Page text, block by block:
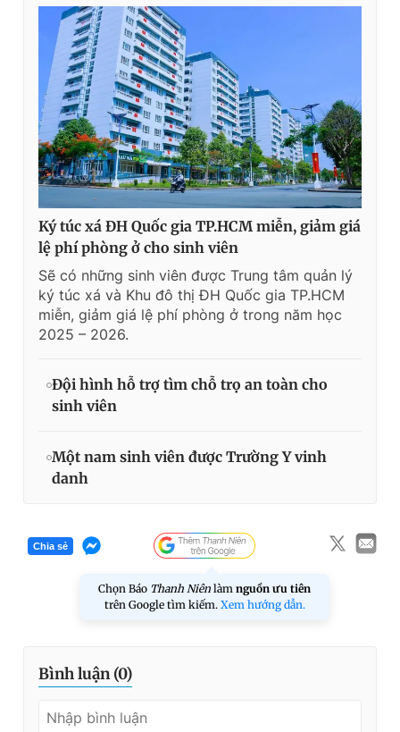
Ký túc xá ĐH Quốc gia TP.HCM miễn, giảm giá
lệ phí phòng ở cho sinh viên
Sẽ có những sinh viên được Trung tâm quản lý
ký túc xá và Khu đô thị ĐH Quốc gia TP.HCM
miễn, giảm giá lệ phí phòng ở trong năm học
2025 – 2026.
Đội hình hỗ trợ tìm chỗ trọ an toàn cho
sinh viên
Một nam sinh viên được Trường Y vinh
danh
Chia sẻ
Chọn Báo Thanh Niên làm nguồn ưu tiên
trên Google tìm kiếm. Xem hướng dẫn.
Bình luận (0)